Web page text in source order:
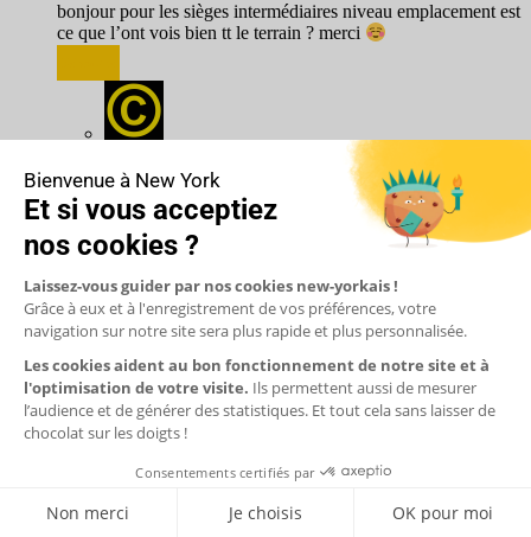
bonjour pour les sièges intermédiaires niveau emplacement est
ce que l’ont vois bien tt le terrain ? merci
Katia (CNEWYORK)
19 août 2025
L’ambiance NBA et la vue sont bonnes partout.
Toutefois plus vous prenez un billet proche mieux vous